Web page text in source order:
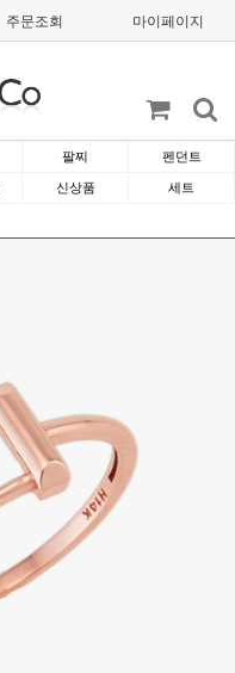
주문조회 마이페이지
팔찌 펜던트
신상품 세트